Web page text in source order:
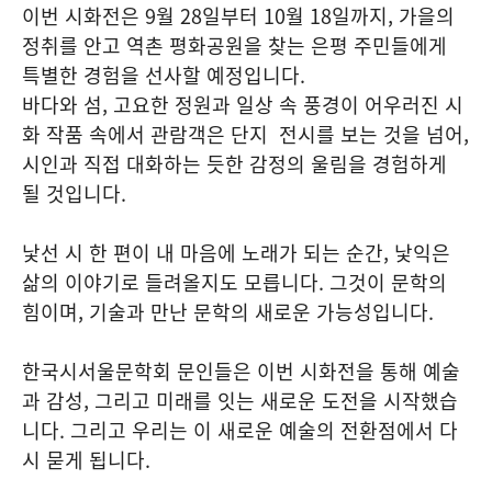
이번 시화전은 9월 28일부터 10월 18일까지, 가을의
정취를 안고 역촌 평화공원을 찾는 은평 주민들에게
특별한 경험을 선사할 예정입니다.
바다와 섬, 고요한 정원과 일상 속 풍경이 어우러진 시
화 작품 속에서 관람객은 단지 전시를 보는 것을 넘어,
시인과 직접 대화하는 듯한 감정의 울림을 경험하게
될 것입니다.
낯선 시 한 편이 내 마음에 노래가 되는 순간, 낯익은
삶의 이야기로 들려올지도 모릅니다. 그것이 문학의
힘이며, 기술과 만난 문학의 새로운 가능성입니다.
한국시서울문학회 문인들은 이번 시화전을 통해 예술
과 감성, 그리고 미래를 잇는 새로운 도전을 시작했습
니다. 그리고 우리는 이 새로운 예술의 전환점에서 다
시 묻게 됩니다.